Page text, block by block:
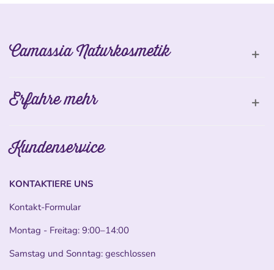
Camassia Naturkosmetik
Erfahre mehr
Kundenservice
KONTAKTIERE UNS
Kontakt-Formular
Montag - Freitag: 9:00–14:00
Samstag und Sonntag: geschlossen